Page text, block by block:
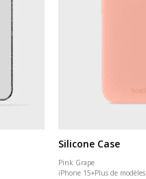
Silicone Case
Pink Grape
iPhone 15+Plus de modèles